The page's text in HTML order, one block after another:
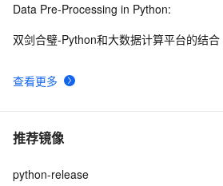
查看更多
Data Pre-Processing in Python:
双剑合璧-Python和大数据计算平台的结合
推荐镜像
python-release